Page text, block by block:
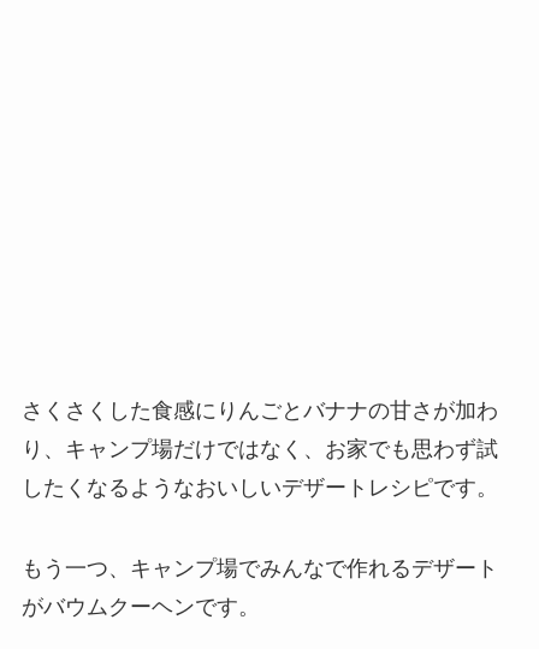
さくさくした食感にりんごとバナナの甘さが加わ
り、キャンプ場だけではなく、お家でも思わず試
したくなるようなおいしいデザートレシピです。
もう一つ、キャンプ場でみんなで作れるデザート
がバウムクーヘンです。